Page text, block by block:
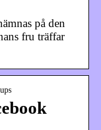
på den
fru träffar